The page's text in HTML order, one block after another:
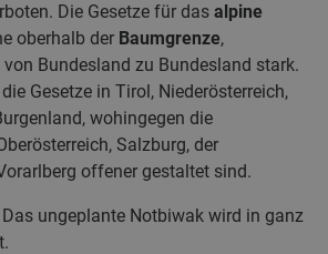
Die Gesetze für das alpine
oberhalb der Baumgrenze,
Bundesland zu Bundesland stark.
Gesetze in Tirol, Niederösterreich,
wohingegen die
Salzburg, der
offener gestaltet sind.
Das ungeplante Notbiwak wird in ganz